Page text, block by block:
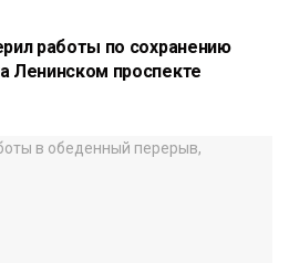
работы по сохранению
Ленинском проспекте